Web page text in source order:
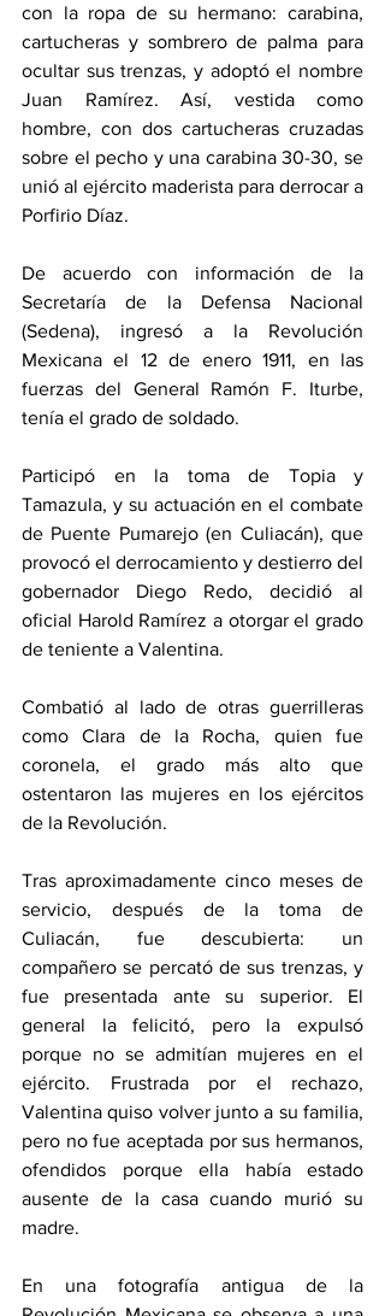
con la ropa de su hermano: carabina,
cartucheras y sombrero de palma para
ocultar sus trenzas, y adoptó el nombre
Juan Ramírez. Así, vestida como
hombre, con dos cartucheras cruzadas
sobre el pecho y una carabina 30-30, se
unió al ejército maderista para derrocar a
Porfirio Díaz.
De acuerdo con información de la
Secretaría de la Defensa Nacional
(Sedena), ingresó a la Revolución
Mexicana el 12 de enero 1911, en las
fuerzas del General Ramón F. Iturbe,
tenía el grado de soldado.
Participó en la toma de Topia y
Tamazula, y su actuación en el combate
de Puente Pumarejo (en Culiacán), que
provocó el derrocamiento y destierro del
gobernador Diego Redo, decidió al
oficial Harold Ramírez a otorgar el grado
de teniente a Valentina.
Combatió al lado de otras guerrilleras
como Clara de la Rocha, quien fue
coronela, el grado más alto que
ostentaron las mujeres en los ejércitos
de la Revolución.
Tras aproximadamente cinco meses de
servicio, después de la toma de
Culiacán, fue descubierta: un
compañero se percató de sus trenzas, y
fue presentada ante su superior. El
general la felicitó, pero la expulsó
porque no se admitían mujeres en el
ejército. Frustrada por el rechazo,
Valentina quiso volver junto a su familia,
pero no fue aceptada por sus hermanos,
ofendidos porque ella había estado
ausente de la casa cuando murió su
madre.
En una fotografía antigua de la